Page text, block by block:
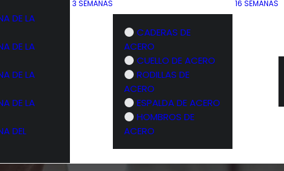
DE LA
DE LA
DE LA
DE LA
DEL
3 SEMANAS
CADERAS DE
ACERO
CUELLO DE ACERO
RODILLAS DE
ACERO
ESPALDA DE ACERO
HOMBROS DE
ACERO
16 SEMANAS